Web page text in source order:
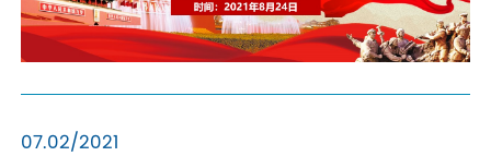
07.02/2021